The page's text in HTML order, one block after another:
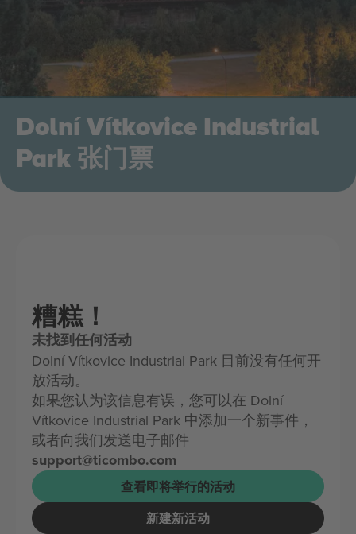
Dolní Vítkovice Industrial
Park 张门票
糟糕！
未找到任何活动
Dolní Vítkovice Industrial Park 目前没有任何开
放活动。
如果您认为该信息有误，您可以在 Dolní
Vítkovice Industrial Park 中添加一个新事件，
或者向我们发送电子邮件
support@ticombo.com
查看即将举行的活动
新建新活动